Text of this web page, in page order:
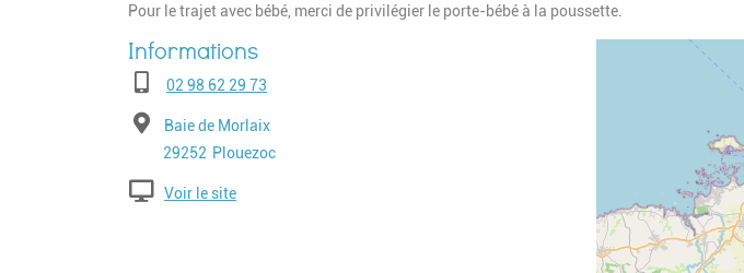
Pour le trajet avec bébé, merci de privilégier le porte-bébé à la poussette.
Téléphone02 98 62 29 73
AdresseBaie de Morlaix
Code postal
29252 Ville
Plouezoc
Voir le site
Geolocalisation